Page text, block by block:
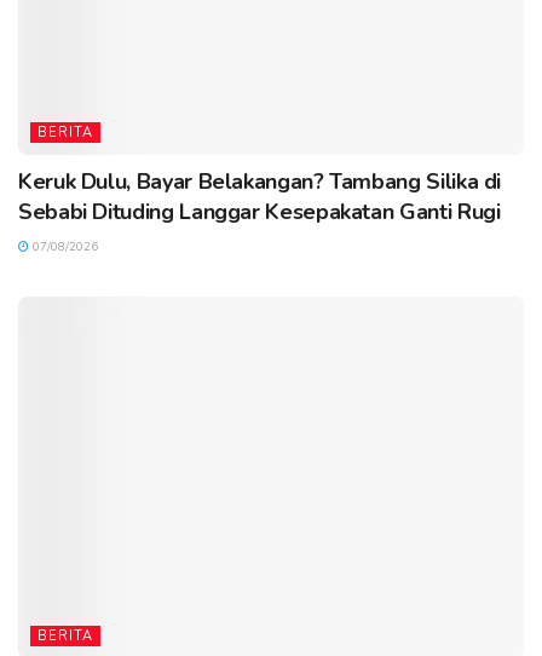
BERITA
Keruk Dulu, Bayar Belakangan? Tambang Silika di
Sebabi Dituding Langgar Kesepakatan Ganti Rugi
07/08/2026
BERITA